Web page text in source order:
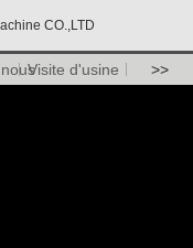
CO.,LTD
Visite d'usine >>